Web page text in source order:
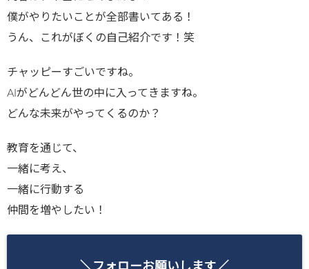
僕がやりたいことが全部書いてある！
うん、これがぼくの自己紹介です！笑
チャッピーすごいですね。
AIがどんどん世の中に入ってきますね。
どんな未来がやってくるのか？
教育を通じて、
一緒に考え、
一緒に行動する
仲間を増やしたい！
＼フォローお願いします／